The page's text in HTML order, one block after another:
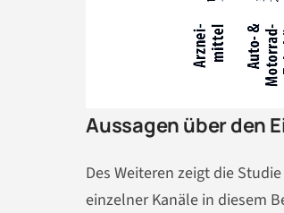
Aussagen über den
Des Weiteren zeigt die
einzelner Kanäle in diesem